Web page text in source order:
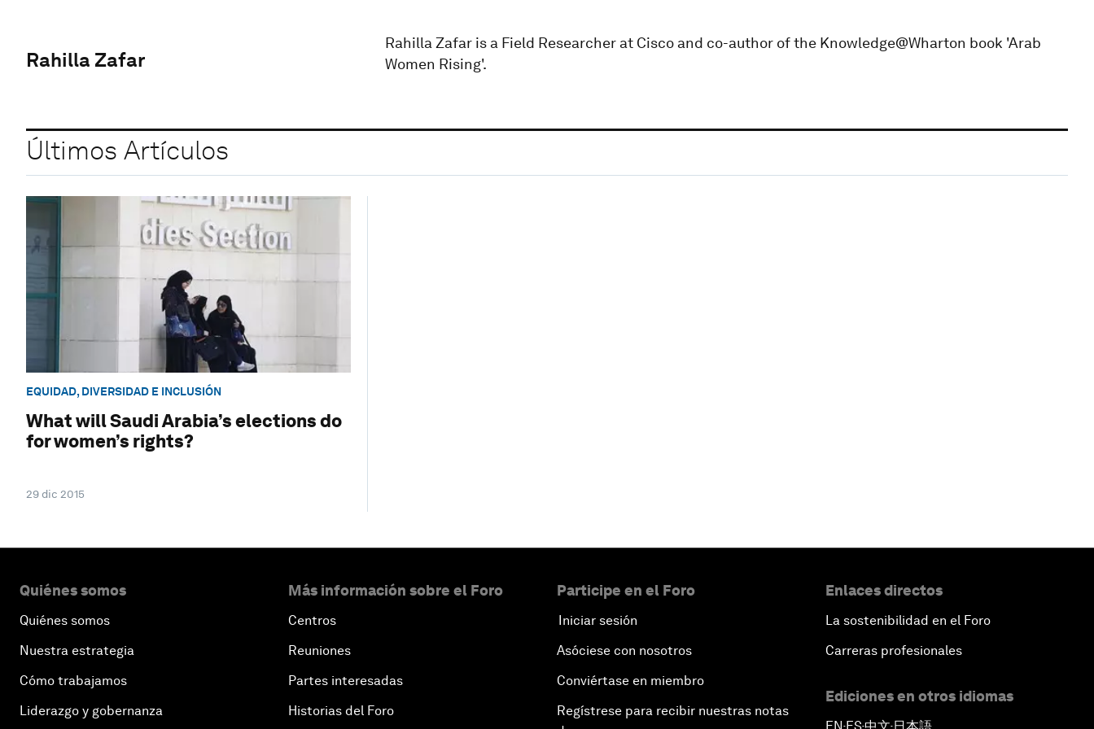
Rahilla Zafar
Rahilla Zafar is a Field Researcher at Cisco and co-author of the Knowledge@Wharton book 'Arab
Women Rising'.
Últimos Artículos
EQUIDAD, DIVERSIDAD E INCLUSIÓN
What will Saudi Arabia’s elections do
for women’s rights?
29 dic 2015
Quiénes somos
Quiénes somos
Nuestra estrategia
Cómo trabajamos
Liderazgo y gobernanza
Más información sobre el Foro
Centros
Reuniones
Partes interesadas
Historias del Foro
Participe en el Foro
Iniciar sesión
Asóciese con nosotros
Conviértase en miembro
Regístrese para recibir nuestras notas
Enlaces directos
La sostenibilidad en el Foro
Carreras profesionales
Ediciones en otros idiomas
▪ ▪ ▪